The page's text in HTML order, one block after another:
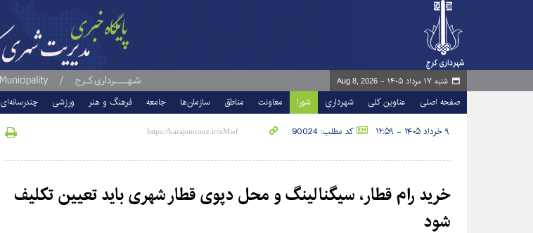
شنبه ۱۷ مرداد ۱۴۰۵ - Aug 8, 2026
صفحه اصلی عناوین کلی شهرداری شورا معاونت مناطق سازمان‌ها جامعه فرهنگ و هنر ورزشی چندرسانه‌ای
۹ خرداد ۱۴۰۵ - ۱۲:۵۹ کد مطلب: 90024
خرید رام قطار، سیگنالینگ و محل دپوی قطار شهری باید تعیین تکلیف
شود